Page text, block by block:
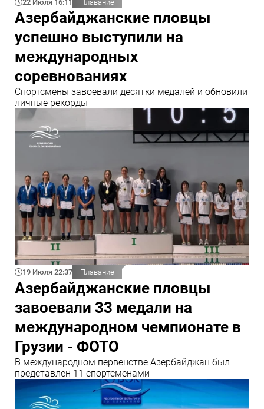
22 Июля 16:11 Плавание
Азербайджанские пловцы
успешно выступили на
международных
соревнованиях
Спортсмены завоевали десятки медалей и обновили
личные рекорды
19 Июля 22:37 Плавание
Азербайджанские пловцы
завоевали 33 медали на
международном чемпионате в
Грузии - ФОТО
В международном первенстве Азербайджан был
представлен 11 спортсменами